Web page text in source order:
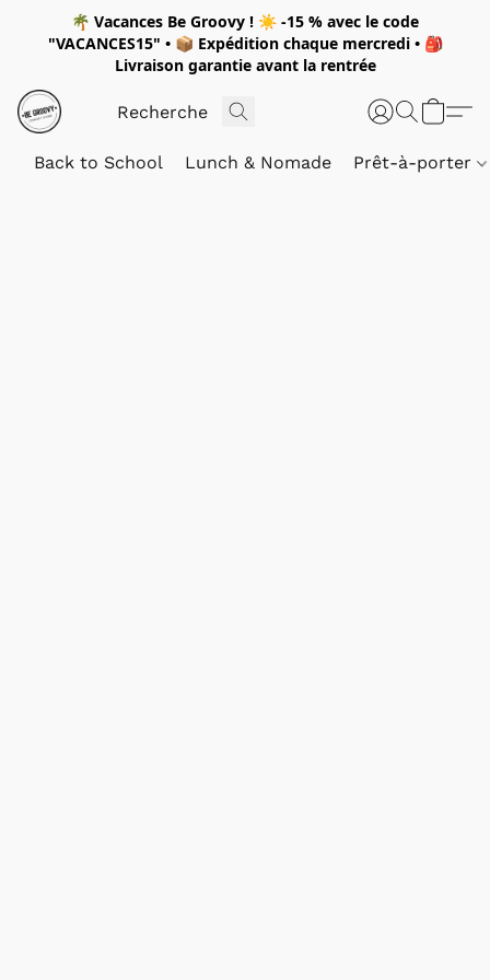
🌴 Vacances Be Groovy ! ☀️ -15 % avec le code
"VACANCES15" • 📦 Expédition chaque mercredi• 🎒
Livraison garantie avant la rentrée
Back to School Lunch & Nomade Prêt-à-porter